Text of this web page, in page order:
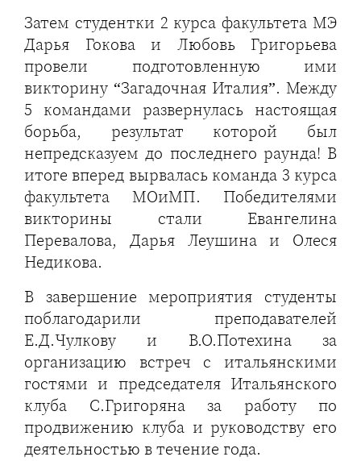
Затем студентки 2 курса факультета МЭ
Дарья Гокова и Любовь Григорьева
провели подготовленную ими
викторину “Загадочная Италия”. Между
5 командами развернулась настоящая
борьба, результат которой был
непредсказуем до последнего раунда! В
итоге вперед вырвалась команда 3 курса
факультета МОиМП. Победителями
викторины стали Евангелина
Перевалова, Дарья Леушина и Олеся
Недикова.
В завершение мероприятия студенты
поблагодарили преподавателей
Е.Д.Чулкову и В.О.Потехина за
организацию встреч с итальянскими
гостями и председателя Итальянского
клуба С.Григоряна за работу по
продвижению клуба и руководству его
деятельностью в течение года.